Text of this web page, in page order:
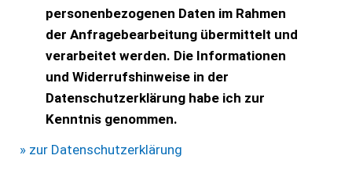
personenbezogenen Daten im Rahmen
der Anfragebearbeitung übermittelt und
verarbeitet werden. Die Informationen
und Widerrufshinweise in der
Datenschutzerklärung habe ich zur
Kenntnis genommen.
» zur Datenschutzerklärung